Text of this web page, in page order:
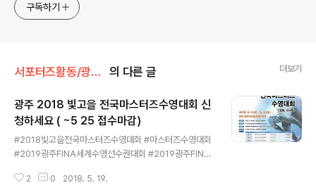
구독하기
서포터즈활동/광주세계수영 의 다른 글 더보기
광주 2018 빛고을 전국마스터즈수영대회 신
청하세요 ( ~5 25 접수마감)
#2018빛고을전국마스터즈수영대회 #마스터즈수영대회
#2019광주FINA세계수영선수권대회 #2019광주FINA
#수영 인류 평화의 물결속에서 미래의 꿈을 향해 힘차게
2 0 2018. 5. 19.